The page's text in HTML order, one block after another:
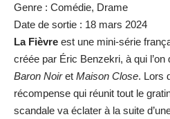
Genre : Comédie, Drame
Date de sortie : 18 mars 2024
La Fièvre est une mini-série
créée par Éric Benzekri, à qui
Baron Noiret Maison Close. Lors
récompense qui réunit tout le
scandale va éclater à la suite